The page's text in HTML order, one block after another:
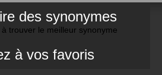
des synonymes
trouver le meilleur synonyme
à vos favoris